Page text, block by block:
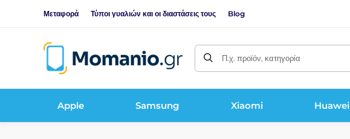
Μεταφορά Τύποι γυαλιών και οι διαστάσεις τους Blog
Π.χ. προϊόν, κατηγορία
Apple Samsung Xiaomi Huawei